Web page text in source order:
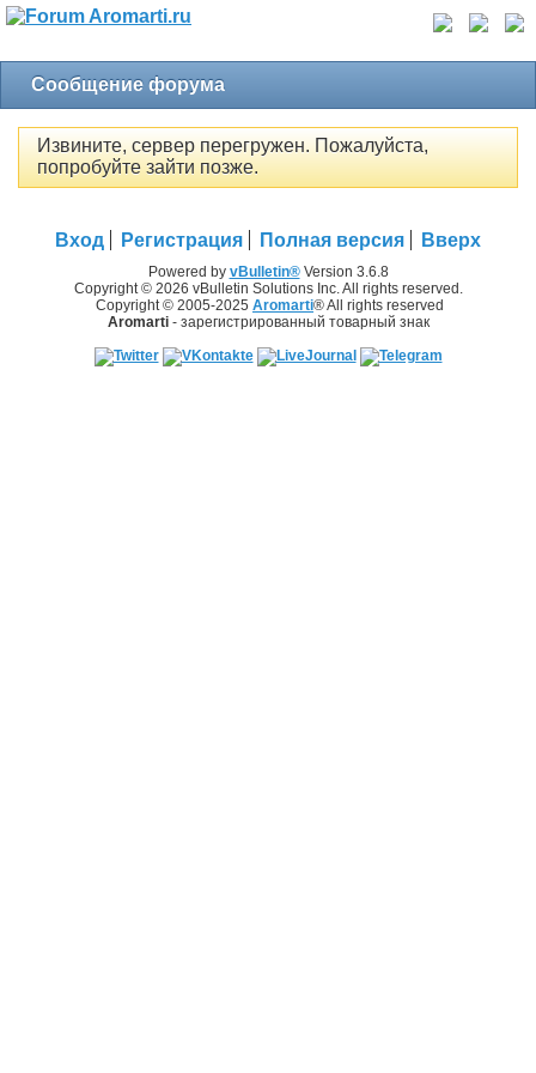
Сообщение форума
Извините, сервер перегружен. Пожалуйста,
попробуйте зайти позже.
Вход Регистрация Полная версия Вверх
Powered by vBulletin®Version 3.6.8
Copyright © 2026 vBulletin Solutions Inc. All rights reserved.
Copyright © 2005-2025 Aromarti® All rights reserved
Aromarti- зарегистрированный товарный знак